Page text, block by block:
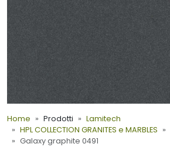
Home Prodotti
Lamitech
HPL COLLECTION GRANITES e MARBLES
Galaxy graphite 0491